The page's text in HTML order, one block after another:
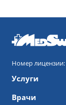
Номер лицензии:
Услуги
Врачи